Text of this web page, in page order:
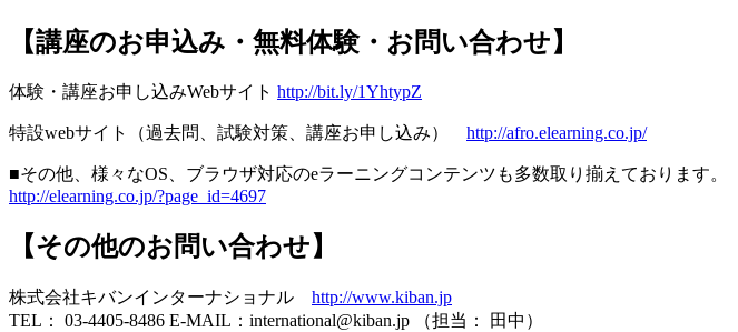
【講座のお申込み・無料体験・お問い合わせ】
体験・講座お申し込みWebサイト http://bit.ly/1YhtypZ
特設webサイト（過去問、試験対策、講座お申し込み） http://afro.elearning.co.jp/
■その他、様々なOS、ブラウザ対応のeラーニングコンテンツも多数取り揃えております。
http://elearning.co.jp/?page_id=4697
【その他のお問い合わせ】
株式会社キバンインターナショナル http://www.kiban.jp
TEL： 03-4405-8486 E-MAIL：international@kiban.jp （担当： 田中）